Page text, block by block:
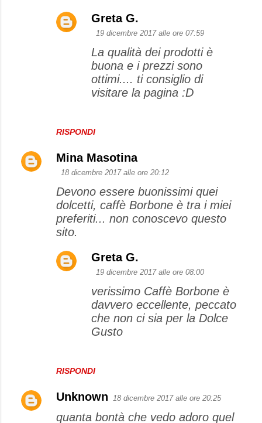
RISPONDI
Greta G.
19 dicembre 2017 alle ore 07:59
La qualità dei prodotti è
buona e i prezzi sono
ottimi.... ti consiglio di
visitare la pagina :D
Mina Masotina
18 dicembre 2017 alle ore 20:12
Devono essere buonissimi quei
dolcetti, caffè Borbone è tra i miei
preferiti... non conoscevo questo
sito.
RISPONDI
Greta G.
19 dicembre 2017 alle ore 08:00
verissimo Caffè Borbone è
davvero eccellente, peccato
che non ci sia per la Dolce
Gusto
Unknown 18 dicembre 2017 alle ore 20:25
quanta bontà che vedo adoro quel